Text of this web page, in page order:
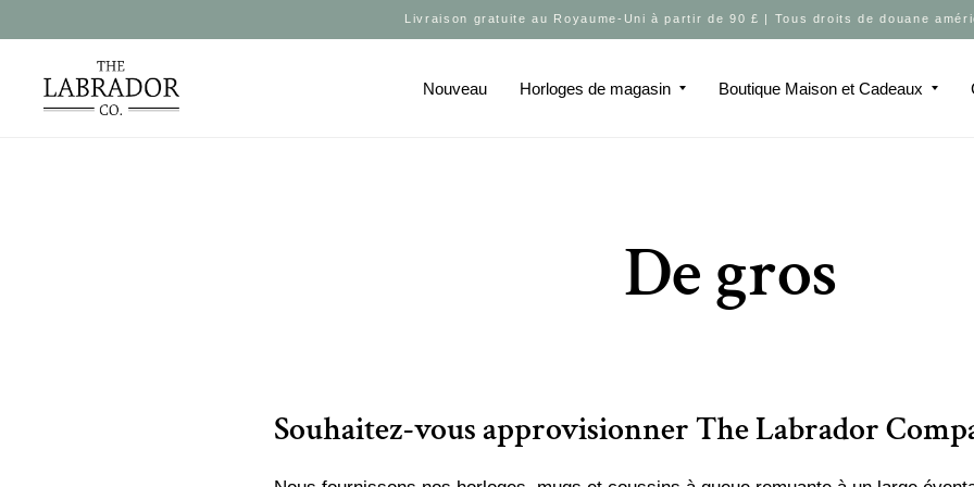
Livraison gratuite au Royaume-Uni à partir de 90 £ | Tous droits de douane
Nouveau Horloges de magasin Boutique Maison et Cadeaux
De gros
Souhaitez-vous approvisionner The Labrador